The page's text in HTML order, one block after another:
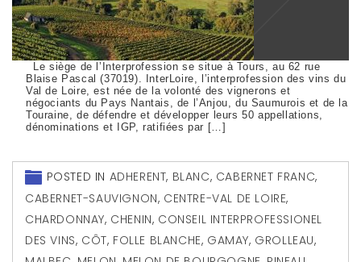
Le siège de l’Interprofession se situe à Tours, au 62 rue
Blaise Pascal (37019). InterLoire, l’interprofession des vins du
Val de Loire, est née de la volonté des vignerons et
négociants du Pays Nantais, de l’Anjou, du Saumurois et de la
Touraine, de défendre et développer leurs 50 appellations,
dénominations et IGP, ratifiées par […]
POSTED IN ADHERENT, BLANC, CABERNET FRANC,
CABERNET-SAUVIGNON, CENTRE-VAL DE LOIRE,
CHARDONNAY, CHENIN, CONSEIL INTERPROFESSIONEL
DES VINS, CÔT, FOLLE BLANCHE, GAMAY, GROLLEAU,